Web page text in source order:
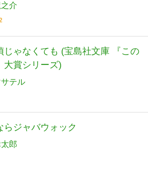
介
じゃなくても (宝島社文庫 『この
大賞シリーズ)
テル
らジャバウォック
郎